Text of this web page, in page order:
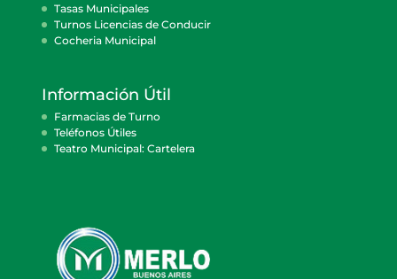
Tasas Municipales
Turnos Licencias de Conducir
Cocheria Municipal
Información Útil
Farmacias de Turno
Teléfonos Útiles
Teatro Municipal: Cartelera